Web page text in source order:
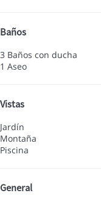
Baños
3 Baños con ducha
1 Aseo
Vistas
Jardín
Montaña
Piscina
General